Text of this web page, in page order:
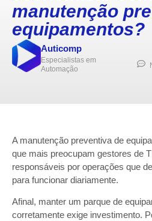
manutenção
equipamentos?
Auticomp
Especialistas em
Automação
A manutenção preventiva de
que mais preocupam gestores de
responsáveis por operações que
para funcionar diariamente.
Afinal, manter um parque de
corretamente exige investimento.